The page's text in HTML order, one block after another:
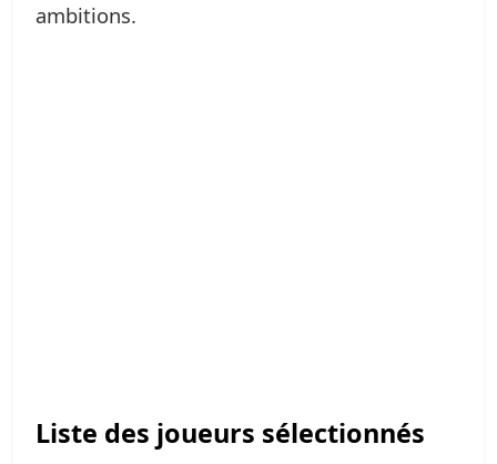
ambitions.
Liste des joueurs sélectionnés